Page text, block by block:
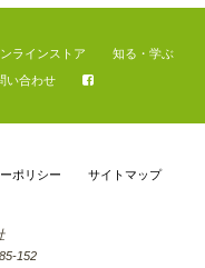
ラインストア
知る・学ぶ
い合わせ
ポリシー サイトマップ
152